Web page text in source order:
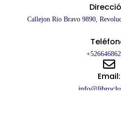
Callejon Rio Bravo 9890,
Email: